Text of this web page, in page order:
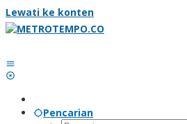
Lewati ke konten
Pencarian